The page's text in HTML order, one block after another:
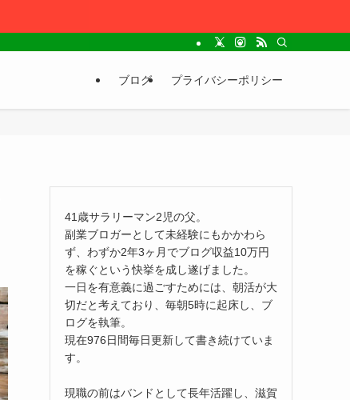
ブログ プライバシーポリシー
41歳サラリーマン2児の父。
副業ブロガーとして未経験にもかかわら
ず、わずか2年3ヶ月でブログ収益10万円
を稼ぐという快挙を成し遂げました。
一日を有意義に過ごすためには、朝活が大
切だと考えており、毎朝5時に起床し、ブ
ログを執筆。
現在976日間毎日更新して書き続けていま
す。
現職の前はバンドとして長年活躍し、滋賀